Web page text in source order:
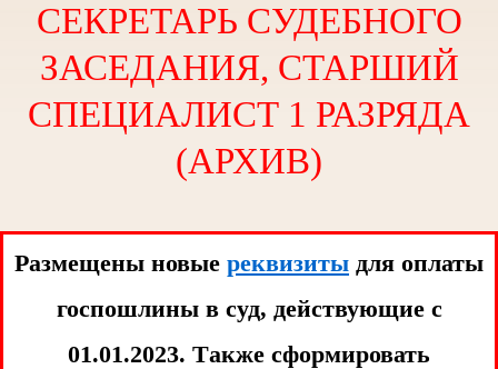
СЕКРЕТАРЬ СУДЕБНОГО
ЗАСЕДАНИЯ, СТАРШИЙ
СПЕЦИАЛИСТ 1 РАЗРЯДА
(АРХИВ)
Размещены новые реквизиты для оплаты
госпошлины в суд, действующие с
01.01.2023. Tакже сформировать